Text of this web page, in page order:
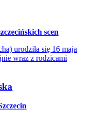
scen
urodziła się 16 maja
wraz z rodzicami